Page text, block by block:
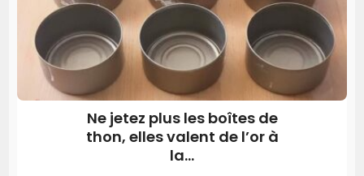
Ne jetez plus les boîtes de
thon, elles valent de l’or à
la...